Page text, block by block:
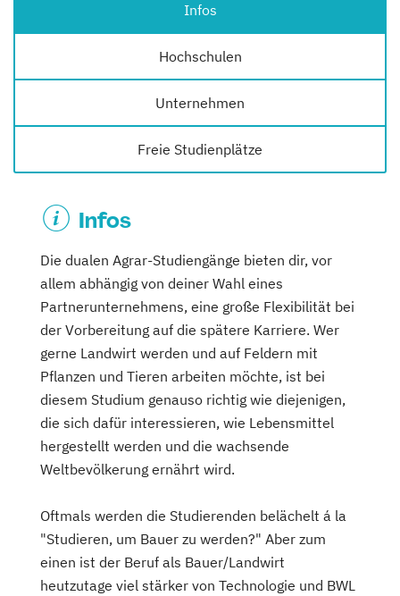
Infos
Hochschulen
Unternehmen
Freie Studienplätze
Infos
Die dualen Agrar-Studiengänge bieten dir, vor
allem abhängig von deiner Wahl eines
Partnerunternehmens, eine große Flexibilität bei
der Vorbereitung auf die spätere Karriere. Wer
gerne Landwirt werden und auf Feldern mit
Pflanzen und Tieren arbeiten möchte, ist bei
diesem Studium genauso richtig wie diejenigen,
die sich dafür interessieren, wie Lebensmittel
hergestellt werden und die wachsende
Weltbevölkerung ernährt wird.
Oftmals werden die Studierenden belächelt á la
"Studieren, um Bauer zu werden?" Aber zum
einen ist der Beruf als Bauer/Landwirt
heutzutage viel stärker von Technologie und BWL